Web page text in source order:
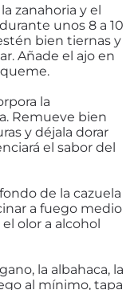
zanahoria y el
unos 8 a 10
bien tiernas y
Añade el ajo en
la
Remueve bien
y déjala dorar
el sabor del
de la cazuela
a fuego medio
olor a alcohol
la albahaca, la
al mínimo, tapa